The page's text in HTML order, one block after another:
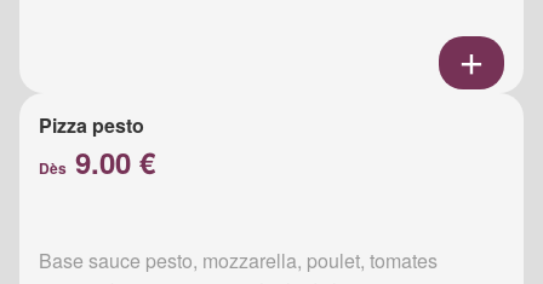
Pizza pesto
Dès 9.00 €
Base sauce pesto, mozzarella, poulet, tomates